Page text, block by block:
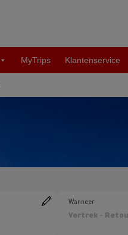
MyTrips Klantenservice